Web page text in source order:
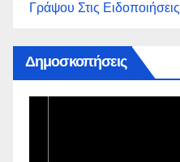
Γράψου Στις Ειδοποιήσεις
Δημοσκοπήσεις